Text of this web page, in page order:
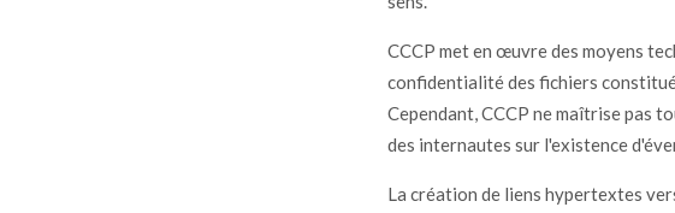
CCCP met en œuvre des moyens
confidentialité des fichiers
Cependant, CCCP ne maîtrise pas
des internautes sur l'existence
La création de liens hypertextes